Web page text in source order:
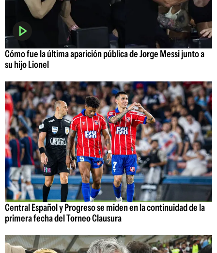
Cómo fue la última aparición pública de Jorge Messi junto a
su hijo Lionel
Central Español y Progreso se miden en la continuidad de la
primera fecha del Torneo Clausura